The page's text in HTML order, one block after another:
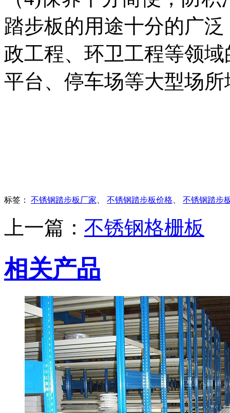
踏步板的用途十分的广
政工程、环卫工程等领
平台、停车场等大型场
标签： 不锈钢踏步板厂家、 不锈钢踏步板价格、 不锈钢踏步
上一篇： 不锈钢格栅板
相关产品